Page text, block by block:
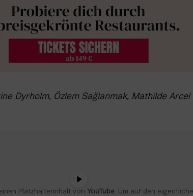
Dyrholm, Özlem Sağlanmak, Mathilde Arcel
Platzhalterinhalt von YouTube. Um auf den